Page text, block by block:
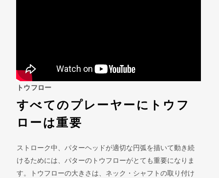
トウフロー
すべてのプレーヤーにトウフ
ローは重要
ストローク中、パターヘッドが適切な円弧を描いて動き続
けるためには、パターのトウフローがとても重要になりま
す。トウフローの大きさは、ネック・シャフトの取り付け